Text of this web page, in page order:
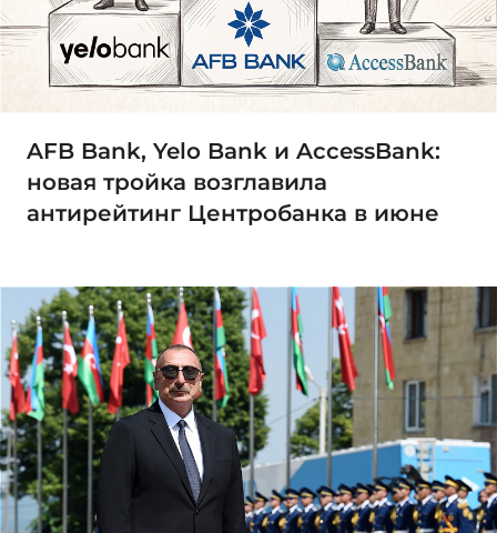
AFB Bank, Yelo Bank и AccessBank:
новая тройка возглавила
антирейтинг Центробанка в июне